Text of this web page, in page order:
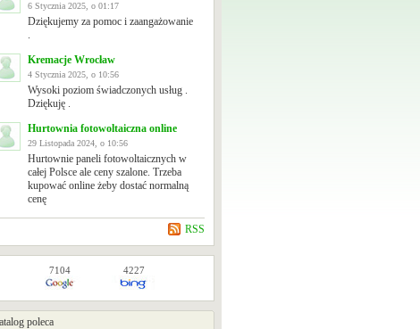
6 Stycznia 2025, o 01:17
Dziękujemy za pomoc i zaangażowanie
.
Kremacje Wrocław
4 Stycznia 2025, o 10:56
Wysoki poziom świadczonych usług .
Dziękuję .
Hurtownia fotowoltaiczna online
29 Listopada 2024, o 10:56
Hurtownie paneli fotowoltaicznych w
całej Polsce ale ceny szalone. Trzeba
kupować online żeby dostać normalną
cenę
RSS
7104 4227
poleca